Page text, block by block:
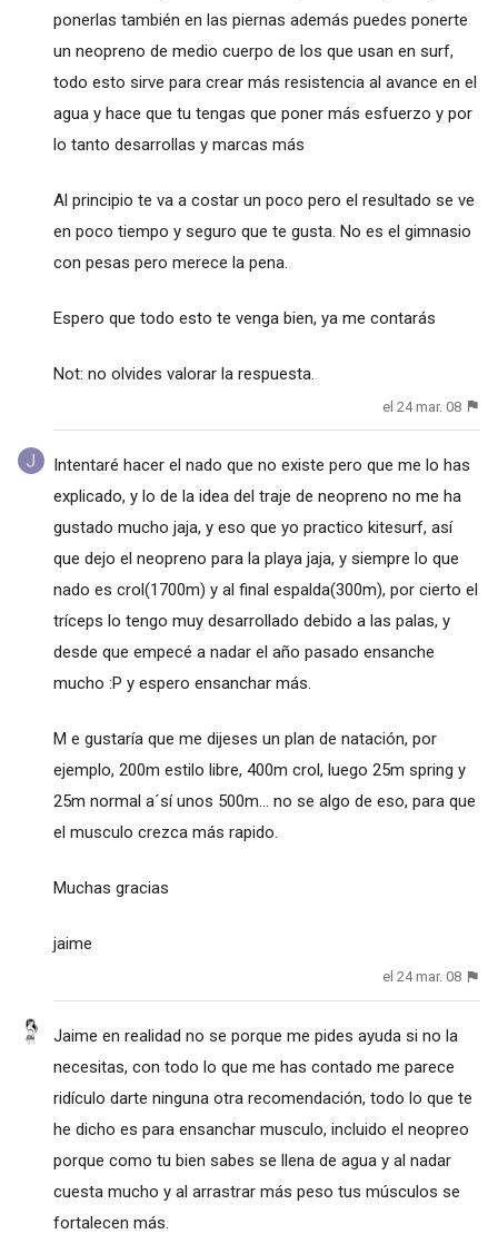
ponerlas también en las piernas además puedes ponerte
un neopreno de medio cuerpo de los que usan en surf,
todo esto sirve para crear más resistencia al avance en el
agua y hace que tu tengas que poner más esfuerzo y por
lo tanto desarrollas y marcas más
Al principio te va a costar un poco pero el resultado se ve
en poco tiempo y seguro que te gusta. No es el gimnasio
con pesas pero merece la pena.
Espero que todo esto te venga bien, ya me contarás
Not: no olvides valorar la respuesta.
el 24 mar. 08
Intentaré hacer el nado que no existe pero que me lo has
explicado, y lo de la idea del traje de neopreno no me ha
gustado mucho jaja, y eso que yo practico kitesurf, así
que dejo el neopreno para la playa jaja, y siempre lo que
nado es crol(1700m) y al final espalda(300m), por cierto el
tríceps lo tengo muy desarrollado debido a las palas, y
desde que empecé a nadar el año pasado ensanche
mucho :P y espero ensanchar más.
M e gustaría que me dijeses un plan de natación, por
ejemplo, 200m estilo libre, 400m crol, luego 25m spring y
25m normal a´sí unos 500m... no se algo de eso, para que
el musculo crezca más rapido.
Muchas gracias
jaime
el 24 mar. 08
Jaime en realidad no se porque me pides ayuda si no la
necesitas, con todo lo que me has contado me parece
ridículo darte ninguna otra recomendación, todo lo que te
he dicho es para ensanchar musculo, incluido el neopreo
porque como tu bien sabes se llena de agua y al nadar
cuesta mucho y al arrastrar más peso tus músculos se
fortalecen más.